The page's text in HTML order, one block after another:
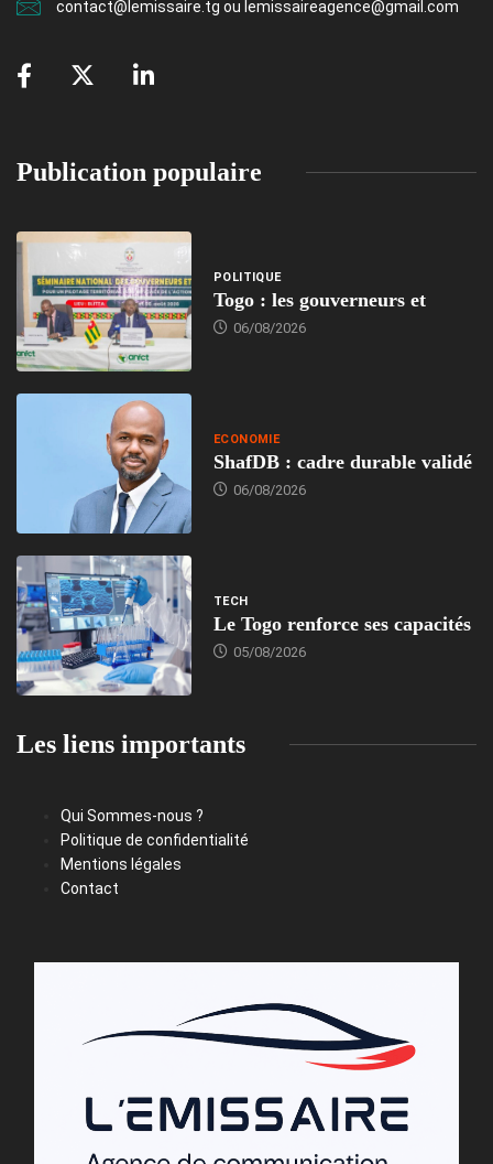
contact@lemissaire.tg ou lemissaireagence@gmail.com
Publication populaire
POLITIQUE
Togo : les gouverneurs et
06/08/2026
ECONOMIE
ShafDB : cadre durable validé
06/08/2026
TECH
Le Togo renforce ses capacités
05/08/2026
Les liens importants
Qui Sommes-nous ?
Politique de confidentialité
Mentions légales
Contact